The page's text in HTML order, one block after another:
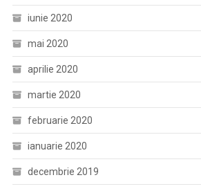
iunie 2020
mai 2020
aprilie 2020
martie 2020
februarie 2020
ianuarie 2020
decembrie 2019